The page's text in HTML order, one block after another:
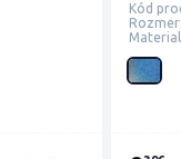
Kód